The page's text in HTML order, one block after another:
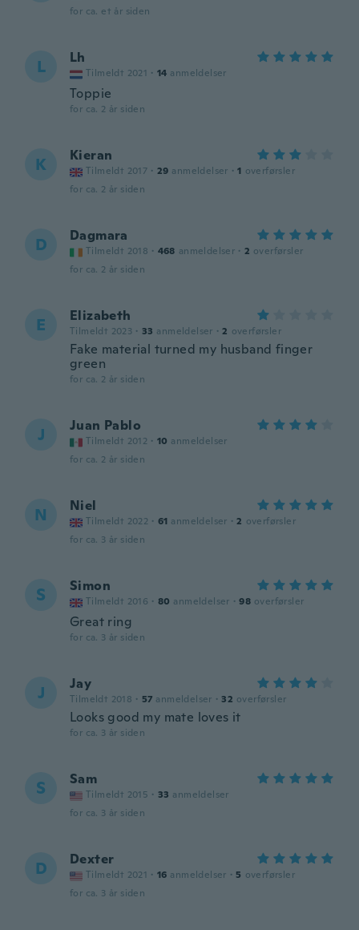
for ca. et år siden
L Lh
Tilmeldt 2021 · 14 anmeldelser
Toppie
for ca. 2 år siden
K Kieran
Tilmeldt 2017 · 29 anmeldelser · 1 overførsler
for ca. 2 år siden
D Dagmara
Tilmeldt 2018 · 468 anmeldelser · 2 overførsler
for ca. 2 år siden
E Elizabeth
Tilmeldt 2023 · 33 anmeldelser · 2 overførsler
Fake material turned my husband finger
green
for ca. 2 år siden
J Juan Pablo
Tilmeldt 2012 · 10 anmeldelser
for ca. 2 år siden
N Niel
Tilmeldt 2022 · 61 anmeldelser · 2 overførsler
for ca. 3 år siden
S Simon
Tilmeldt 2016 · 80 anmeldelser · 98 overførsler
Great ring
for ca. 3 år siden
J Jay
Tilmeldt 2018 · 57 anmeldelser · 32 overførsler
Looks good my mate loves it
for ca. 3 år siden
S Sam
Tilmeldt 2015 · 33 anmeldelser
for ca. 3 år siden
D Dexter
Tilmeldt 2021 · 16 anmeldelser · 5 overførsler
for ca. 3 år siden